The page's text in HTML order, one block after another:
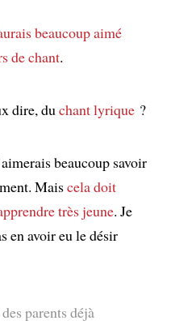
beaucoup aimé
de chant.
dire, du chant lyrique?
beaucoup savoir
Maiscela doit
très jeune. Je
en avoir eu le désir
parents déjà